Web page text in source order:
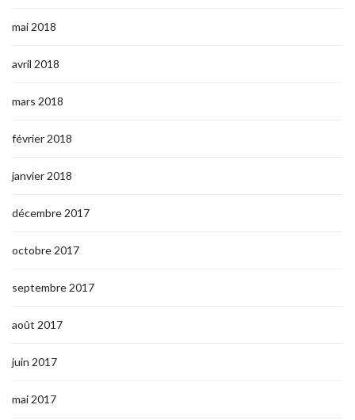
mai 2018
avril 2018
mars 2018
février 2018
janvier 2018
décembre 2017
octobre 2017
septembre 2017
août 2017
juin 2017
mai 2017